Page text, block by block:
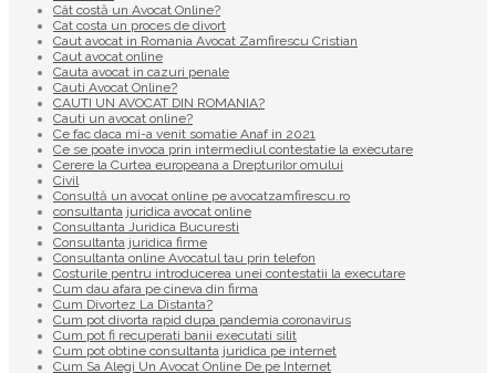
Cât costă un Avocat Online?
Cat costa un proces de divort
Caut avocat in Romania Avocat Zamfirescu Cristian
Caut avocat online
Cauta avocat in cazuri penale
Cauti Avocat Online?
CAUTI UN AVOCAT DIN ROMANIA?
Cauti un avocat online?
Ce fac daca mi-a venit somatie Anaf in 2021
Ce se poate invoca prin intermediul contestatie la executare
Cerere la Curtea europeana a Drepturilor omului
Civil
Consultă un avocat online pe avocatzamfirescu.ro
consultanta juridica avocat online
Consultanta Juridica Bucuresti
Consultanta juridica firme
Consultanta online Avocatul tau prin telefon
Costurile pentru introducerea unei contestatii la executare
Cum dau afara pe cineva din firma
Cum Divortez La Distanta?
Cum pot divorta rapid dupa pandemia coronavirus
Cum pot fi recuperati banii executati silit
Cum pot obtine consultanta juridica pe internet
Cum Sa Alegi Un Avocat Online De pe Internet